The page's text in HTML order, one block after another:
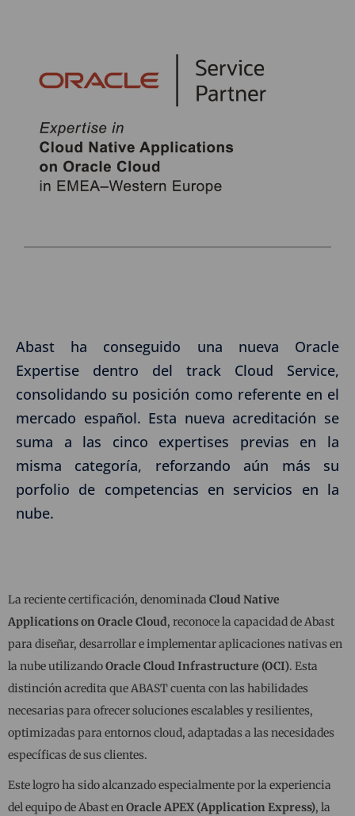
Abast ha conseguido una nueva Oracle
Expertise dentro del track Cloud Service,
consolidando su posición como referente en el
mercado español. Esta nueva acreditación se
suma a las cinco expertises previas en la
misma categoría, reforzando aún más su
porfolio de competencias en servicios en la
nube.
La reciente certificación, denominada Cloud Native
Applications on Oracle Cloud, reconoce la capacidad de Abast
para diseñar, desarrollar e implementar aplicaciones nativas en
la nube utilizandoOracle Cloud Infrastructure (OCI). Esta
distinción acredita que ABAST cuenta con las habilidades
necesarias para ofrecer soluciones escalables y resilientes,
optimizadas para entornos cloud, adaptadas a las necesidades
específicas de sus clientes.
Este logro ha sido alcanzado especialmente por la experiencia
del equipo de Abast enOracle APEX (Application Express), la